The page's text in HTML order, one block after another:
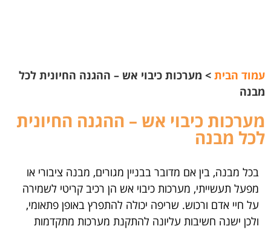
עמוד הבית > מערכות כיבוי אש – ההגנה החיונית לכל
מבנה
מערכות כיבוי אש – ההגנה החיונית
לכל מבנה
בכל מבנה, בין אם מדובר בבניין מגורים, מבנה ציבורי או
מפעל תעשייתי, מערכות כיבוי אש הן רכיב קריטי לשמירה
על חיי אדם ורכוש. שריפה יכולה להתפרץ באופן פתאומי,
ולכן ישנה חשיבות עליונה להתקנת מערכות מתקדמות